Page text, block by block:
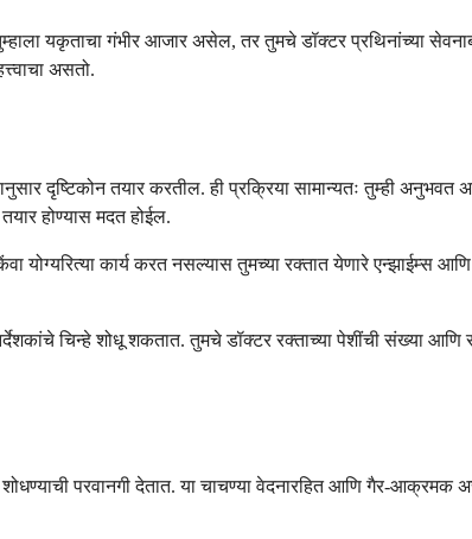
यकृताचा गंभीर आजार असेल, तर तुमचे डॉक्टर प्रथिनांच्या
असतो.
दृष्टिकोन तयार करतील. ही प्रक्रिया सामान्यतः तुम्ही अनुभवत
होण्यास मदत होईल.
योग्यरित्या कार्य करत नसल्यास तुमच्या रक्तात येणारे
चिन्हे शोधू शकतात. तुमचे डॉक्टर रक्ताच्या पेशींची संख्या
परवानगी देतात. या चाचण्या वेदनारहित आणि गैर-आक्रमक